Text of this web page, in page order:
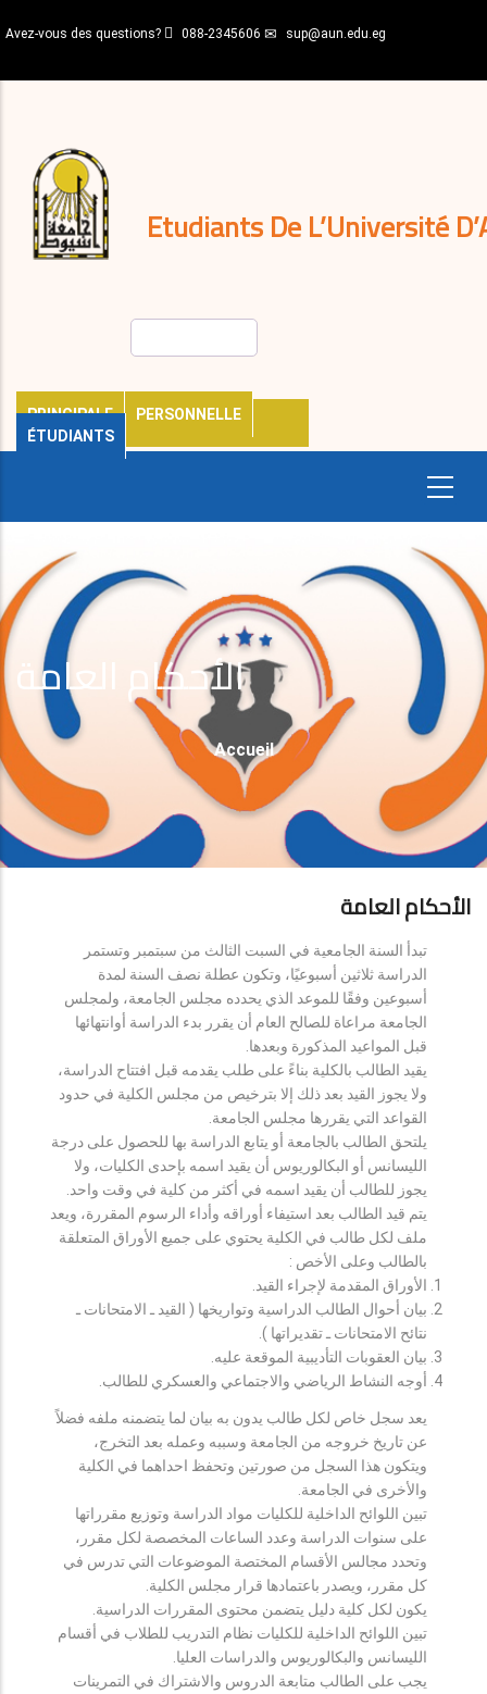
au
principal
Avez-vous des questions? 088-2345606 sup@aun.edu.eg
Etudiants De L’Université
PRINCIPALE
PERSONNELLE
ÉTUDIANTS
décisions
Expatriés
Journal
الأحكام العامة
Fil
D'Ariane
Accueil
الأحكام العامة
تبدأ السنة الجامعية في السبت الثالث من سبتمبر وتستمر
الدراسة ثلاثين أسبوعيًا، وتكون عطلة نصف السنة لمدة
أسبوعين وفقًا للموعد الذي يحدده مجلس الجامعة، ولمجلس
الجامعة مراعاة للصالح العام أن يقرر بدء الدراسة أوانتهائها
قبل المواعيد المذكورة وبعدها.
يقيد الطالب بالكلية بناءً على طلب يقدمه قبل افتتاح الدراسة،
ولا يجوز القيد بعد ذلك إلا بترخيص من مجلس الكلية في حدود
القواعد التي يقررها مجلس الجامعة.
يلتحق الطالب بالجامعة أو يتابع الدراسة بها للحصول على درجة
الليسانس أو البكالوريوس أن يقيد اسمه بإحدى الكليات، ولا
يجوز للطالب أن يقيد اسمه في أكثر من كلية في وقت واحد.
يتم قيد الطالب بعد استيفاء أوراقه وأداء الرسوم المقررة، ويعد
ملف لكل طالب في الكلية يحتوي على جميع الأوراق المتعلقة
بالطالب وعلى الأخص :
الأوراق المقدمة لإجراء القيد.
بيان أحوال الطالب الدراسية وتواريخها ( القيد ـ الامتحانات ـ
نتائح الامتحانات ـ تقديراتها ).
بيان العقوبات التأديبية الموقعة عليه.
أوجه النشاط الرياضي والاجتماعي والعسكري للطالب.
يعد سجل خاص لكل طالب يدون به بيان لما يتضمنه ملفه فضلاً
عن تاريخ خروجه من الجامعة وسببه وعمله بعد التخرج،
ويتكون هذا السجل من صورتين وتحفظ احداهما في الكلية
والأخرى في الجامعة.
تبين اللوائح الداخلية للكليات مواد الدراسة وتوزيع مقرراتها
على سنوات الدراسة وعدد الساعات المخصصة لكل مقرر،
وتحدد مجالس الأقسام المختصة الموضوعات التي تدرس في
كل مقرر، ويصدر باعتمادها قرار مجلس الكلية.
يكون لكل كلية دليل يتضمن محتوى المقررات الدراسية.
تبين اللوائح الداخلية للكليات نظام التدريب للطلاب في أقسام
الليسانس والبكالوريوس والدراسات العليا.
يجب على الطالب متابعة الدروس والاشتراك في التمرينات